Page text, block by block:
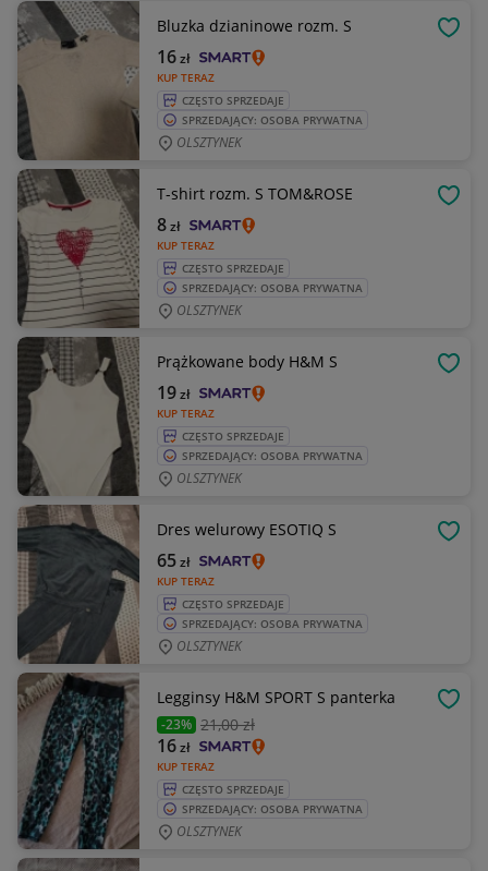
Bluzka dzianinowe rozm. S
KUP TERAZ
16zł
CZĘSTO SPRZEDAJE
SPRZEDAJĄCY: OSOBA PRYWATNA
OLSZTYNEK
T-shirt rozm. S TOM&ROSE
KUP TERAZ
8zł
CZĘSTO SPRZEDAJE
SPRZEDAJĄCY: OSOBA PRYWATNA
OLSZTYNEK
Prążkowane body H&M S
KUP TERAZ
19zł
CZĘSTO SPRZEDAJE
SPRZEDAJĄCY: OSOBA PRYWATNA
OLSZTYNEK
Dres welurowy ESOTIQ S
KUP TERAZ
65zł
CZĘSTO SPRZEDAJE
SPRZEDAJĄCY: OSOBA PRYWATNA
OLSZTYNEK
Legginsy H&M SPORT S panterka
-23% 21,00 zł
KUP TERAZ
16zł
CZĘSTO SPRZEDAJE
SPRZEDAJĄCY: OSOBA PRYWATNA
OLSZTYNEK